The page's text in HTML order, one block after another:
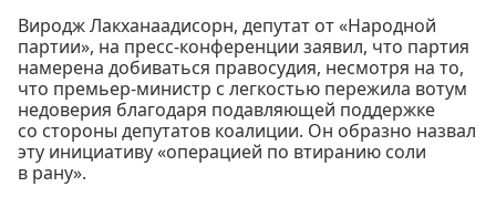
Виродж Лакханаадисорн, депутат от «Народной
партии», на пресс-конференции заявил, что партия
намерена добиваться правосудия, несмотря на то,
что премьер-министр с легкостью пережила вотум
недоверия благодаря подавляющей поддержке
со стороны депутатов коалиции. Он образно назвал
эту инициативу «операцией по втиранию соли
в рану».